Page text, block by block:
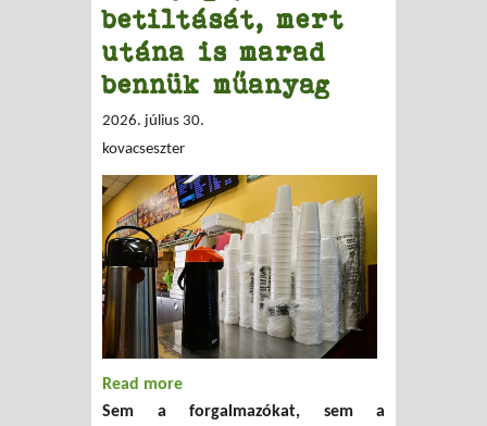
betiltását, mert
utána is marad
bennük műanyag
2026. július 30.
kovacseszter
Read more
poharak betiltását, mert utána is marad
Sem a forgalmazókat, sem a